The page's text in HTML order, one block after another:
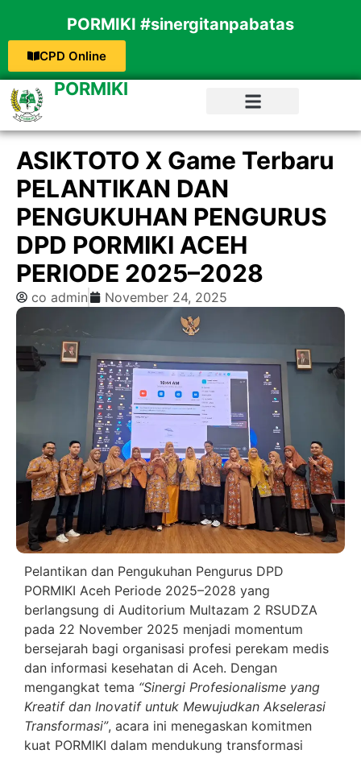
PORMIKI #sinergitanpabatas
CPD Online
PORMIKI
ASIKTOTO X Game Terbaru
PELANTIKAN DAN
PENGUKUHAN PENGURUS
DPD PORMIKI ACEH
PERIODE 2025–2028
co admin November 24, 2025
Pelantikan dan Pengukuhan Pengurus DPD
PORMIKI Aceh Periode 2025–2028 yang
berlangsung di Auditorium Multazam 2 RSUDZA
pada 22 November 2025 menjadi momentum
bersejarah bagi organisasi profesi perekam medis
dan informasi kesehatan di Aceh. Dengan
mengangkat tema “Sinergi Profesionalisme yang
Kreatif dan Inovatif untuk Mewujudkan Akselerasi
Transformasi”, acara ini menegaskan komitmen
kuat PORMIKI dalam mendukung transformasi